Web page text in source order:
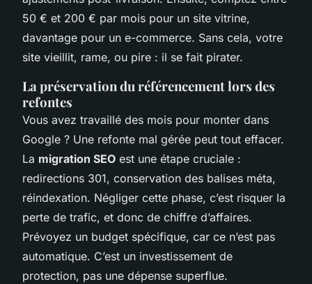
50 € et 200 € par mois pour un site vitrine,
davantage pour un e-commerce. Sans cela, votre
site vieillit, rame, ou pire : il se fait pirater.
La préservation du référencement lors des
refontes
Vous avez travaillé des mois pour monter dans
Google ? Une refonte mal gérée peut tout effacer.
La migration SEO est une étape cruciale :
redirections 301, conservation des balises méta,
réindexation. Négliger cette phase, c’est risquer la
perte de trafic, et donc de chiffre d’affaires.
Prévoyez un budget spécifique, car ce n’est pas
automatique. C’est un investissement de
protection, pas une dépense superflue.